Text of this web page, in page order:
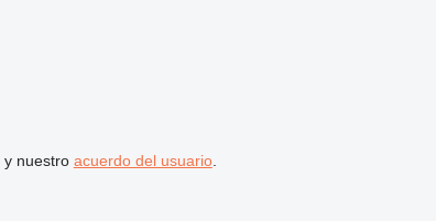
y nuestro acuerdo del usuario.